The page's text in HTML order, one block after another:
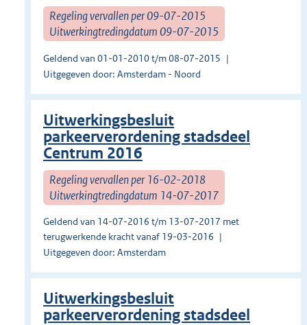
Regeling vervallen per 09-07-2015
Uitwerkingtredingdatum 09-07-2015
Geldend van 01-01-2010 t/m 08-07-2015
Uitgegeven door: Amsterdam - Noord
Uitwerkingsbesluit
parkeerverordening stadsdeel
Centrum 2016
Regeling vervallen per 16-02-2018
Uitwerkingtredingdatum 14-07-2017
Geldend van 14-07-2016 t/m 13-07-2017 met
terugwerkende kracht vanaf 19-03-2016
Uitgegeven door: Amsterdam
Uitwerkingsbesluit
parkeerverordening stadsdeel